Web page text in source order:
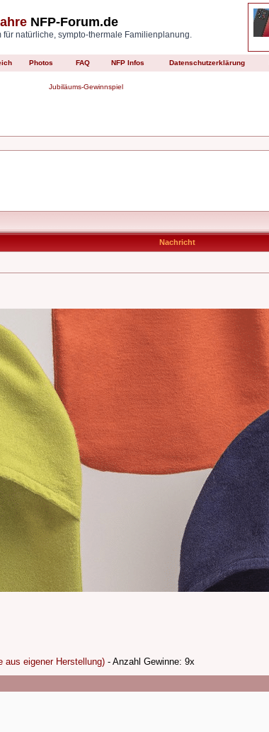
NFP-Forum.de
für natürliche, sympto-thermale Familienplanung.
Photos FAQ NFP Infos Datenschutzerklärung
Jubiläums-Gewinnspiel
Nachricht
aus eigener Herstellung) - Anzahl Gewinne: 9x